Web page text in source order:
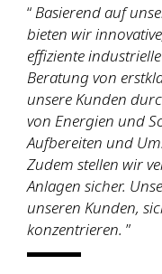
“Basierend auf
bieten wir
effiziente
Beratung von
unsere Kunden
von Energien und
Aufbereiten und
Zudem stellen wir
Anlagen sicher.
unseren Kunden,
konzentrieren. ”